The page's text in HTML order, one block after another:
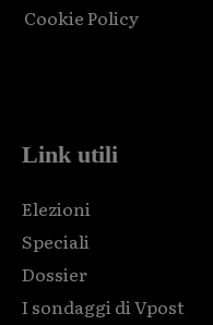
Cookie Policy
Link utili
Elezioni
Speciali
Dossier
I sondaggi di Vpost